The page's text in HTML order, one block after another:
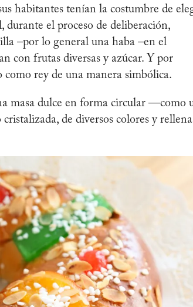
habitantes tenían la costumbre de
durante el proceso de deliberación,
–por lo general una haba –en el
con frutas diversas y azúcar. Y por
como rey de una manera simbólica.
masa dulce en forma circular —como
de diversos colores y rellena